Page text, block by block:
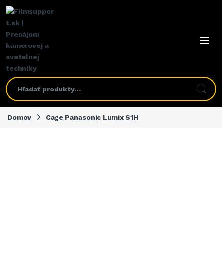
Domov Cage Panasonic Lumix S1H